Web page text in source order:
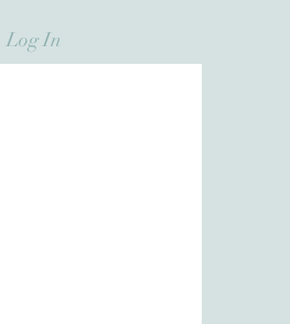
Log In